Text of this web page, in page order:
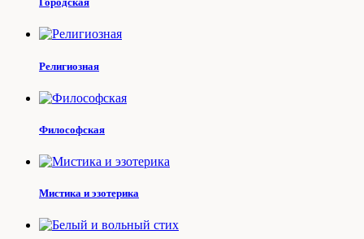
Религиозная
Философская
Мистика и эзотерика